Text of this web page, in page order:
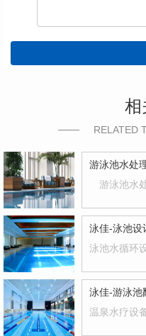
相
RELATED
游泳池水
泳佳-泳池设
泳池水循环
泳佳-游泳池
温泉水疗设